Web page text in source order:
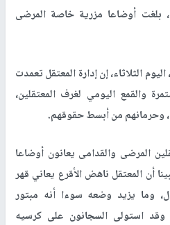
بلغت أوضاعا مزرية خاصة المرضى
الثلاثاء، إن إدارة المعتقل تعمدت
والقمع اليومي لغرف المعتقلين،
وحرمانهم من أبسط حقوقهم.
المرضى والقدامى يعانون أوضاعا
أن المعتقل ناهض الأقرع يعاني قهر
وما يزيد وضعه سوءا أنه مبتور
استولى السجانون على كرسيه